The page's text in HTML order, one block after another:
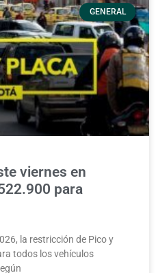
GENERAL
viernes en
para
la restricción de Pico y
todos los vehículos